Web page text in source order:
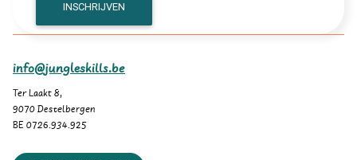
info@jungleskills.be
Ter Laakt 8,
9070 Destelbergen
BE 0726.934.925